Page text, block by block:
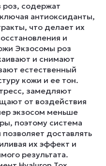
содержат
антиоксиданты,
что делает их
и
Экзосомы роз
и снимают
естественный
кожи и ее тон.
замедляют
от воздействия
экзосом меньше
поэтому система
доставлять
их эффект и
результата.